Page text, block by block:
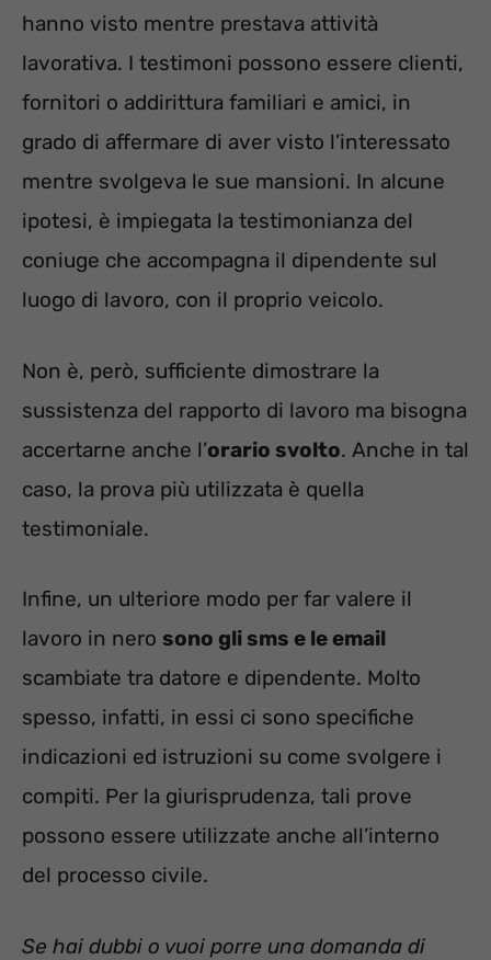
hanno visto mentre prestava attività
lavorativa. I testimoni possono essere clienti,
fornitori o addirittura familiari e amici, in
grado di affermare di aver visto l’interessato
mentre svolgeva le sue mansioni. In alcune
ipotesi, è impiegata la testimonianza del
coniuge che accompagna il dipendente sul
luogo di lavoro, con il proprio veicolo.
Non è, però, sufficiente dimostrare la
sussistenza del rapporto di lavoro ma bisogna
accertarne anche l’orario svolto. Anche in tal
caso, la prova più utilizzata è quella
testimoniale.
Infine, un ulteriore modo per far valere il
lavoro in nero sono gli sms e le email
scambiate tra datore e dipendente. Molto
spesso, infatti, in essi ci sono specifiche
indicazioni ed istruzioni su come svolgere i
compiti. Per la giurisprudenza, tali prove
possono essere utilizzate anche all’interno
del processo civile.
Se hai dubbi o vuoi porre una domanda di